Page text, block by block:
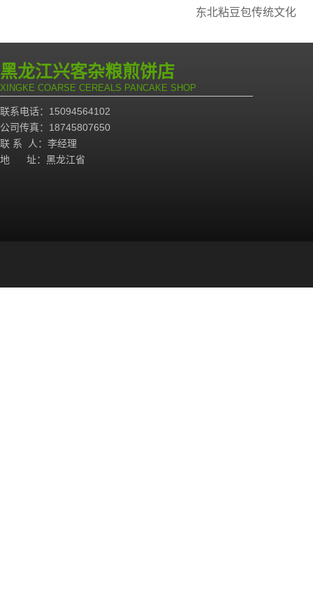
东北粘豆包传统文化
黑龙江兴客杂粮煎饼店
XINGKE COARSE CEREALS PANCAKE SHOP
联系电话：15094564102
公司传真：18745807650
联 系 人：李经理
地 址：黑龙江省